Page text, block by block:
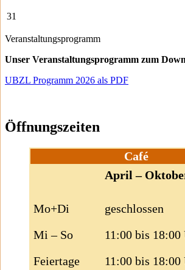
31
Veranstaltungsprogramm
Unser Veranstaltungsprogramm zum
UBZL Programm 2026 als PDF
Öffnungszeiten
Café
April –
Mo+Di
Mi – So
Feiertage
geschlossen
11:00 bis 18:00
11:00 bis 18:00